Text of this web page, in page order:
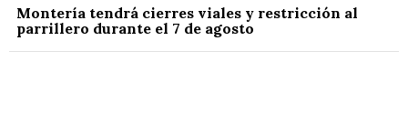
Montería tendrá cierres viales y restricción al
parrillero durante el 7 de agosto